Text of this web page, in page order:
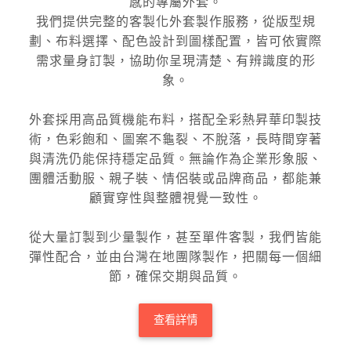
我們提供完整的客製化外套製作服務，從版型規
劃、布料選擇、配色設計到圖樣配置，皆可依實際
需求量身訂製，協助你呈現清楚、有辨識度的形
象。
外套採用高品質機能布料，搭配全彩熱昇華印製技
術，色彩飽和、圖案不龜裂、不脫落，長時間穿著
與清洗仍能保持穩定品質。無論作為企業形象服、
團體活動服、親子裝、情侶裝或品牌商品，都能兼
顧實穿性與整體視覺一致性。
從大量訂製到少量製作，甚至單件客製，我們皆能
彈性配合，並由台灣在地團隊製作，把關每一個細
節，確保交期與品質。
查看詳情